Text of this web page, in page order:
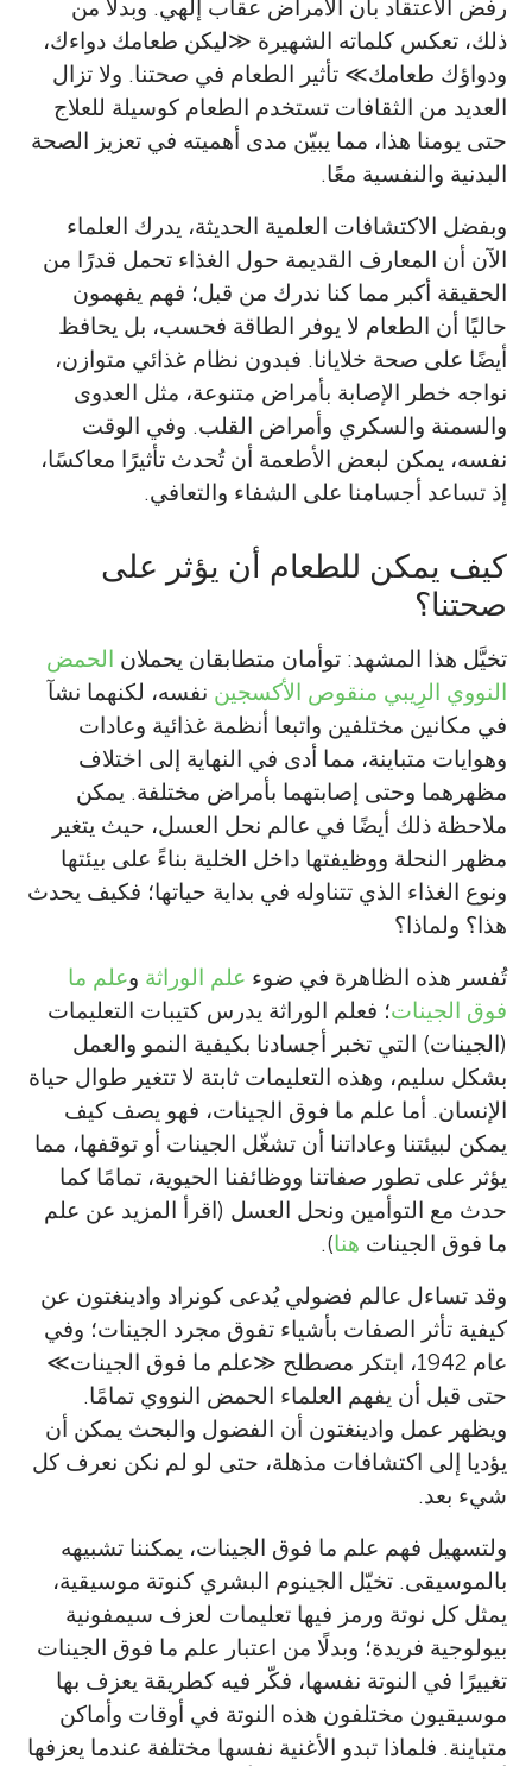
رفض الاعتقاد بأن الأمراض عقاب إلهي. وبدلًا من
ذلك، تعكس كلماته الشهيرة ≫ليكن طعامك دواءك،
ودواؤك طعامك≪ تأثير الطعام في صحتنا. ولا تزال
العديد من الثقافات تستخدم الطعام كوسيلة للعلاج
حتى يومنا هذا، مما يبيّن مدى أهميته في تعزيز الصحة
البدنية والنفسية معًا.
وبفضل الاكتشافات العلمية الحديثة، يدرك العلماء
الآن أن المعارف القديمة حول الغذاء تحمل قدرًا من
الحقيقة أكبر مما كنا ندرك من قبل؛ فهم يفهمون
حاليًا أن الطعام لا يوفر الطاقة فحسب، بل يحافظ
أيضًا على صحة خلايانا. فبدون نظام غذائي متوازن،
نواجه خطر الإصابة بأمراض متنوعة، مثل العدوى
والسمنة والسكري وأمراض القلب. وفي الوقت
نفسه، يمكن لبعض الأطعمة أن تُحدث تأثيرًا معاكسًا،
إذ تساعد أجسامنا على الشفاء والتعافي.
كيف يمكن للطعام أن يؤثر على
صحتنا؟
تخيَّل هذا المشهد: توأمان متطابقان يحملان الحمض
النووي الرِيبي منقوص الأكسجين نفسه، لكنهما نشآ
في مكانين مختلفين واتبعا أنظمة غذائية وعادات
وهوايات متباينة، مما أدى في النهاية إلى اختلاف
مظهرهما وحتى إصابتهما بأمراض مختلفة. يمكن
ملاحظة ذلك أيضًا في عالم نحل العسل، حيث يتغير
مظهر النحلة ووظيفتها داخل الخلية بناءً على بيئتها
ونوع الغذاء الذي تتناوله في بداية حياتها؛ فكيف يحدث
هذا؟ ولماذا؟
تُفسر هذه الظاهرة في ضوء علم الوراثة وعلم ما
فوق الجينات؛ فعلم الوراثة يدرس كتيبات التعليمات
(الجينات) التي تخبر أجسادنا بكيفية النمو والعمل
بشكل سليم، وهذه التعليمات ثابتة لا تتغير طوال حياة
الإنسان. أما علم ما فوق الجينات، فهو يصف كيف
يمكن لبيئتنا وعاداتنا أن تشغّل الجينات أو توقفها، مما
يؤثر على تطور صفاتنا ووظائفنا الحيوية، تمامًا كما
حدث مع التوأمين ونحل العسل (اقرأ المزيد عن علم
ما فوق الجينات هنا).
وقد تساءل عالم فضولي يُدعى كونراد وادينغتون عن
كيفية تأثر الصفات بأشياء تفوق مجرد الجينات؛ وفي
عام 1942، ابتكر مصطلح
≫علم ما فوق الجينات≪
حتى قبل أن يفهم العلماء الحمض النووي تمامًا.
ويظهر عمل وادينغتون أن الفضول والبحث يمكن أن
يؤديا إلى اكتشافات مذهلة، حتى لو لم نكن نعرف كل
شيء بعد.
ولتسهيل فهم علم ما فوق الجينات، يمكننا تشبيهه
بالموسيقى. تخيّل الجينوم البشري كنوتة موسيقية،
يمثل كل نوتة ورمز فيها تعليمات لعزف سيمفونية
بيولوجية فريدة؛ وبدلًا من اعتبار علم ما فوق الجينات
تغييرًا في النوتة نفسها، فكّر فيه كطريقة يعزف بها
موسيقيون مختلفون هذه النوتة في أوقات وأماكن
متباينة. فلماذا تبدو الأغنية نفسها مختلفة عندما يعزفها